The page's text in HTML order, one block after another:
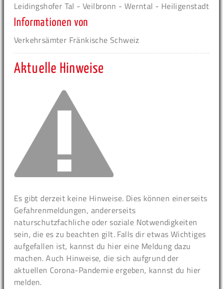
Leidingshofer Tal - Veilbronn - Werntal - Heiligenstadt
Informationen von
Verkehrsämter Fränkische Schweiz
Aktuelle Hinweise
Es gibt derzeit keine Hinweise. Dies können einerseits
Gefahrenmeldungen, andererseits
naturschutzfachliche oder soziale Notwendigkeiten
sein, die es zu beachten gilt. Falls dir etwas Wichtiges
aufgefallen ist, kannst du hier eine Meldung dazu
machen. Auch Hinweise, die sich aufgrund der
aktuellen Corona-Pandemie ergeben, kannst du hier
melden.